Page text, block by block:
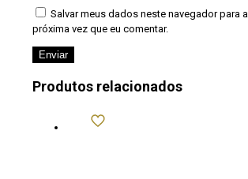
Salvar meus dados neste navegador para a
próxima vez que eu comentar.
Produtos relacionados